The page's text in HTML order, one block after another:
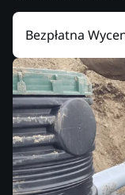
Bezpłatna